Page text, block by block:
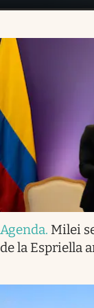
Agenda. Milei
de la Espriella